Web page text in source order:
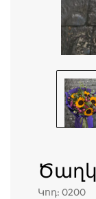
Կոդ: 0200